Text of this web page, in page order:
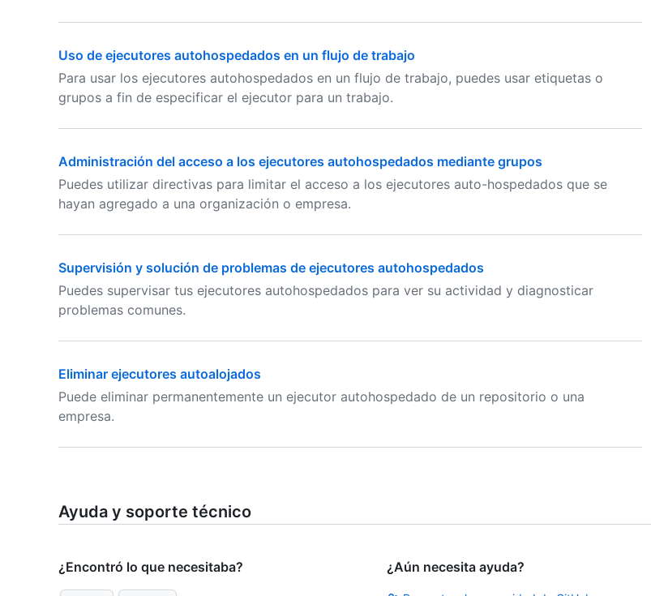
Uso de ejecutores autohospedados en un flujo de trabajo
Para usar los ejecutores autohospedados en un flujo de trabajo, puedes usar etiquetas o
grupos a fin de especificar el ejecutor para un trabajo.
Administración del acceso a los ejecutores autohospedados mediante grupos
Puedes utilizar directivas para limitar el acceso a los ejecutores auto-hospedados que se
hayan agregado a una organización o empresa.
Supervisión y solución de problemas de ejecutores autohospedados
Puedes supervisar tus ejecutores autohospedados para ver su actividad y diagnosticar
problemas comunes.
Eliminar ejecutores autoalojados
Puede eliminar permanentemente un ejecutor autohospedado de un repositorio o una
empresa.
Ayuda y soporte técnico
¿Encontró lo que necesitaba? ¿Aún necesita ayuda?